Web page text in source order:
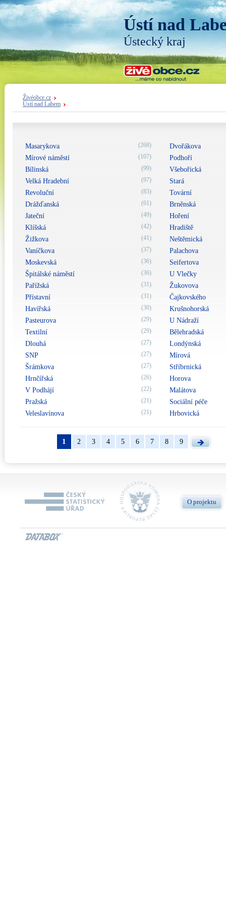
Ústí nad
Ústecký kraj
Živéobce.cz
Ústí nad Labem
Masarykova (268)
Mírové náměstí (107)
Bílinská (99)
Velká Hradební (97)
Revoluční (83)
Drážďanská (61)
Jateční (49)
Klíšská (42)
Žižkova (41)
Vaníčkova (37)
Moskevská (36)
Špitálské náměstí (36)
Pařížská (31)
Přístavní (31)
Havířská (30)
Pasteurova (29)
Textilní (29)
Dlouhá (27)
SNP (27)
Šrámkova (27)
Hrnčířská (26)
V Podhájí (22)
Pražská (21)
Veleslavínova (21)
Dvořákova
Podhoří
Všebořická
Stará
Tovární
Brněnská
Hoření
Hradiště
Neštěmická
Palachova
Seifertova
U Vlečky
Žukovova
Čajkovského
Krušnohorská
U Nádraží
Bělehradská
Londýnská
Mírová
Stříbrnická
Horova
Malátova
Sociální péče
Hrbovická
1 2 3 4 5 6 7 8 9
O projektu